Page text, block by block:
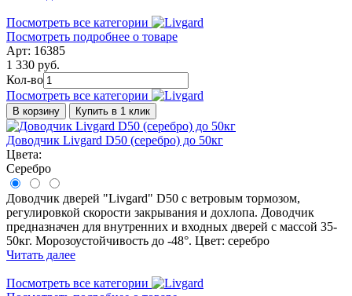
Посмотреть все категории
Посмотреть подробнее о товаре
Арт: 16385
1 330 руб.
Кол-во
Посмотреть все категории
В корзину Купить в 1 клик
Доводчик Livgard D50 (серебро) до 50кг
Цвета:
Серебро
Доводчик дверей "Livgard" D50 с ветровым тормозом,
регулировкой скорости закрывания и дохлопа. Доводчик
предназначен для внутренних и входных дверей с массой 35-
50кг. Морозоустойчивость до -48°. Цвет: серебро
Читать далее
Посмотреть все категории